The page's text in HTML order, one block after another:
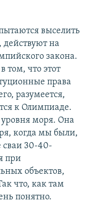
выселить
на
закона.
том, что этот
права
разумеется,
к Олимпиаде.
моря. Она
когда мы были,
сваи 30-40-
при
объектов,
что, как там
понятно.